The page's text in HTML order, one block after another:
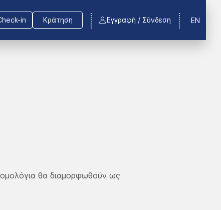
in Κράτηση EN
Εγγραφή / Σύνδεση
θα διαμορφωθούν ως